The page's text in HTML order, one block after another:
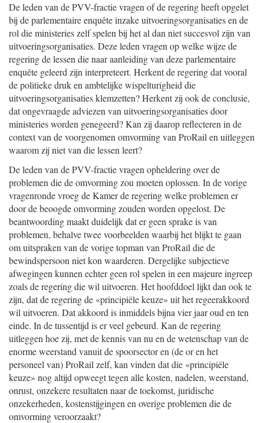
De leden van de PVV-fractie vragen of de regering heeft opgelet
bij de parlementaire enquête inzake uitvoeringsorganisaties en de
rol die ministeries zelf spelen bij het al dan niet succesvol zijn van
uitvoeringsorganisaties. Deze leden vragen op welke wijze de
regering de lessen die naar aanleiding van deze parlementaire
enquête geleerd zijn interpreteert. Herkent de regering dat vooral
de politieke druk en ambtelijke wispelturigheid die
uitvoeringsorganisaties klemzetten? Herkent zij ook de conclusie,
dat ongevraagde adviezen van uitvoeringsorganisaties door
ministeries worden genegeerd? Kan zij daarop reflecteren in de
context van de voorgenomen omvorming van ProRail en uitleggen
waarom zij niet van die lessen leert?
De leden van de PVV-fractie vragen opheldering over de
problemen die de omvorming zou moeten oplossen. In de vorige
vragenronde vroeg de Kamer de regering welke problemen er
door de beoogde omvorming zouden worden opgelost. De
beantwoording maakt duidelijk dat er geen sprake is van
problemen, behalve twee voorbeelden waarbij het blijkt te gaan
om uitspraken van de vorige topman van ProRail die de
bewindspersoon niet kon waarderen. Dergelijke subjectieve
afwegingen kunnen echter geen rol spelen in een majeure ingreep
zoals de regering die wil uitvoeren. Het hoofddoel lijkt dan ook te
zijn, dat de regering de «principiële keuze» uit het regeerakkoord
wil uitvoeren. Dat akkoord is inmiddels bijna vier jaar oud en ten
einde. In de tussentijd is er veel gebeurd. Kan de regering
uitleggen hoe zij, met de kennis van nu en de wetenschap van de
enorme weerstand vanuit de spoorsector en (de or en het
personeel van) ProRail zelf, kan vinden dat die «principiële
keuze» nog altijd opweegt tegen alle kosten, nadelen, weerstand,
onrust, onzekere resultaten naar de toekomst, juridische
onzekerheden, kostenstijgingen en overige problemen die de
omvorming veroorzaakt?